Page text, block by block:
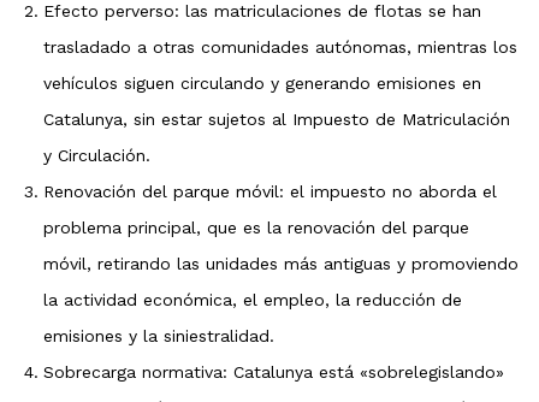
Efecto perverso: las matriculaciones de flotas se han
trasladado a otras comunidades autónomas, mientras los
vehículos siguen circulando y generando emisiones en
Catalunya, sin estar sujetos al Impuesto de Matriculación
y Circulación.
Renovación del parque móvil: el impuesto no aborda el
problema principal, que es la renovación del parque
móvil, retirando las unidades más antiguas y promoviendo
la actividad económica, el empleo, la reducción de
emisiones y la siniestralidad.
Sobrecarga normativa: Catalunya está «sobrelegislando»